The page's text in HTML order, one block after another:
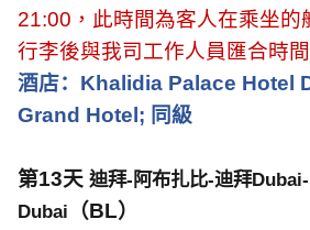
21:00 ，此時間為客人在乘坐的
行李後與我司工作人員匯合時
酒店： Khalidia Palace Hotel
Grand Hotel; 同級
第13天 迪拜- 阿布扎比-迪拜
Dubai （BL）